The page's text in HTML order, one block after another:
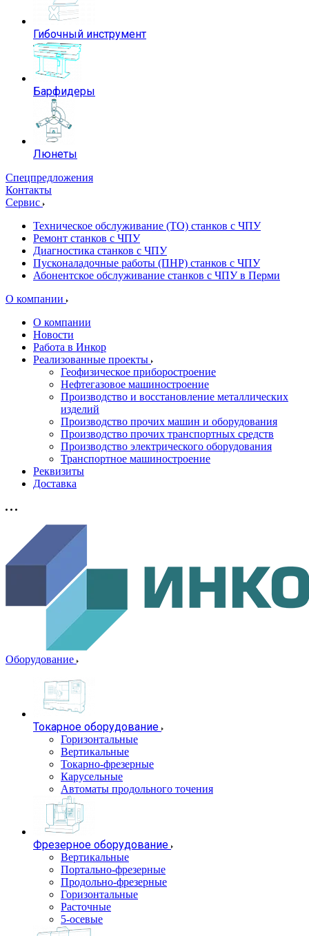
Гибочный инструмент
Барфидеры
Люнеты
Спецпредложения
Контакты
Сервис
Техническое обслуживание (ТО) станков с ЧПУ
Ремонт станков с ЧПУ
Диагностика станков с ЧПУ
Пусконаладочные работы (ПНР) станков с ЧПУ
Абонентское обслуживание станков с ЧПУ в Перми
О компании
О компании
Новости
Работа в Инкор
Реализованные проекты
Геофизическое приборостроение
Нефтегазовое машиностроение
Производство и восстановление металлических
изделий
Производство прочих машин и оборудования
Производство прочих транспортных средств
Производство электрического оборудования
Транспортное машиностроение
Реквизиты
Доставка
Оборудование
Токарное оборудование
Горизонтальные
Вертикальные
Токарно-фрезерные
Карусельные
Автоматы продольного точения
Фрезерное оборудование
Вертикальные
Портально-фрезерные
Продольно-фрезерные
Горизонтальные
Расточные
5-осевые